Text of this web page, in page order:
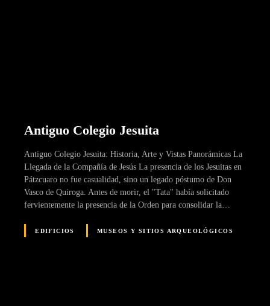
Antiguo Colegio Jesuita
Antiguo Colegio Jesuita: Historia, Arte y Vistas Panorámicas La
Llegada de la Compañía de Jesús La presencia de los Jesuitas en
Pátzcuaro no fue casualidad, sino un legado póstumo de Don
Vasco de Quiroga. Antes de morir, el "Tata" había solicitado
fervientemente la presencia de la Orden para consolidar la…
EDIFICIOS MUSEOS Y SITIOS ARQUEOLÓGICOS